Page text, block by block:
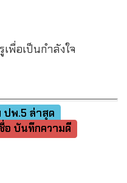
พื่อเป็นกำลังใจ
ปพ.5 ล่าสุด
อ บันทึกความดี